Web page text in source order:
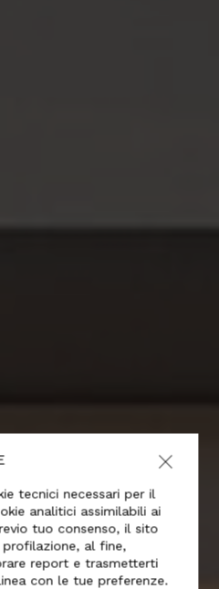
tecnici necessari per il
analitici assimilabili ai
tuo consenso, il sito
al fine,
report e trasmetterti
con le tue preferenze.